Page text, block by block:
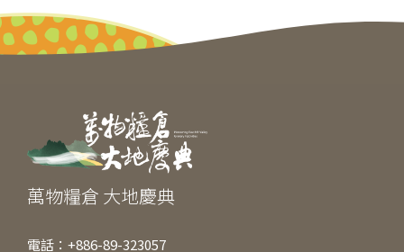
e
b
o
k
n
er l h
萬物糧倉 大地慶典
電話：+886-89-323057